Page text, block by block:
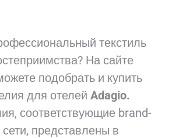
текстиль
На сайте
подобрать и купить
для отелей Adagio.
соответствующие brand-
представлены в